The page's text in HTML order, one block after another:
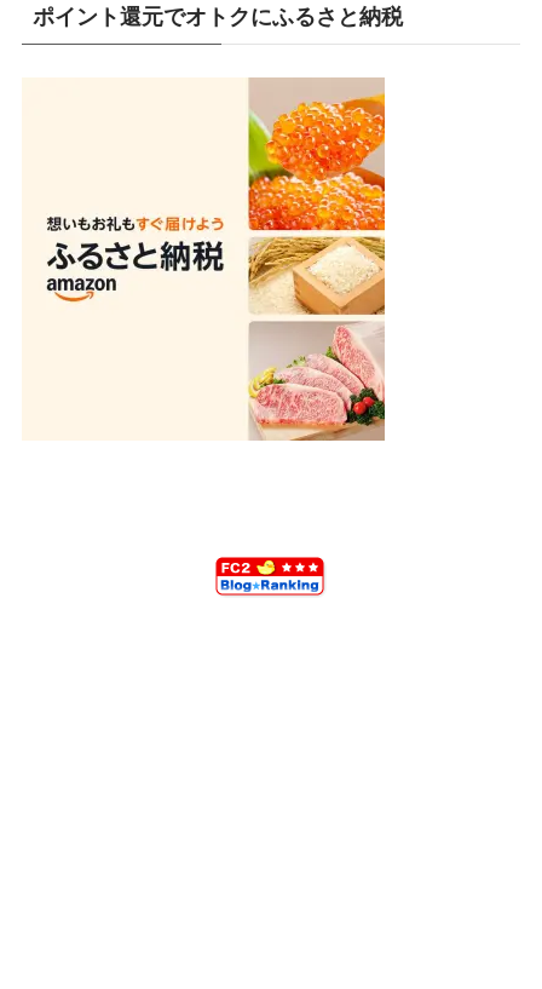
(7)
(10)
(8)
(5)
(20)
(9)
(10)
(2)
(4)
(4)
(1)
(4)
(19)
(1)
(13)
(3)
(1)
(2)
(47)
(14)
(9)
(5)
ポイント還元でオトクにふるさと納税